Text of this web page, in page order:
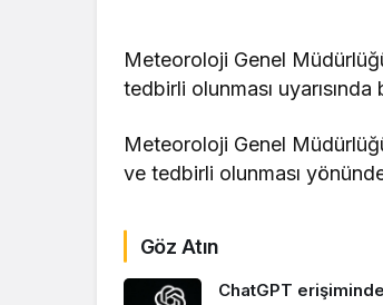
Meteoroloji Genel
tedbirli olunması uyarısında
Meteoroloji Genel
ve tedbirli olunması
Göz Atın
ChatGPT